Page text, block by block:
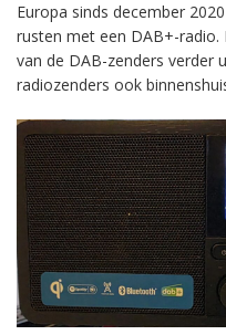
Europa sinds december
rusten met een DAB+-
van de DAB-zenders verder
radiozenders ook